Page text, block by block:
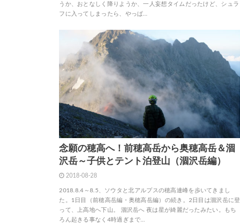
うか、おとなしく降りようか、一人妄想タイムだったけど、シュラ
フに入ってしまったら、やっぱ…
念願の穂高へ！前穂高岳から奥穂高岳＆涸
沢岳～子供とテント泊登山（涸沢岳編）
2018-08-28
2018.8.4～8.5、ソウタと北アルプスの穂高連峰を歩いてきまし
た。1日目（前穂高岳編・奥穂高岳編）の続き。2日目は涸沢岳に登
って、上高地へ下山。 涸沢岳へ 夜は星が綺麗だったみたい。もち
ろん起きる事なく4時過ぎまで…